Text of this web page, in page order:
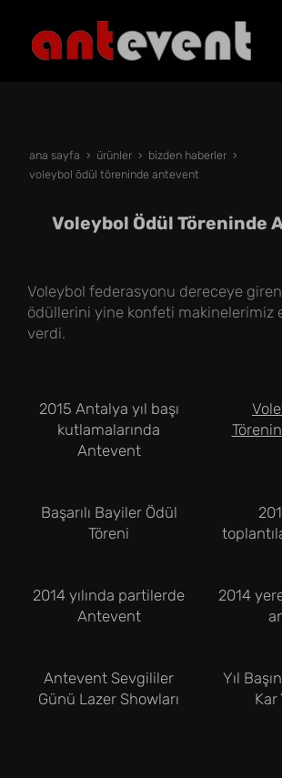
ana sayfa ürünler
bizden haberler
voleybol ödül töreninde antevent
Voleybol Ödül Töreninde
Voleybol federasyonu dereceye
ödüllerini yine konfeti makinelerimiz
verdi.
2015 Antalya yıl başı
kutlamalarında
Antevent
Başarılı Bayiler Ödül
Töreni
2014 yılında partilerde
Antevent
2014
Antevent Sevgililer
Günü Lazer Showları
Yıl
Kar